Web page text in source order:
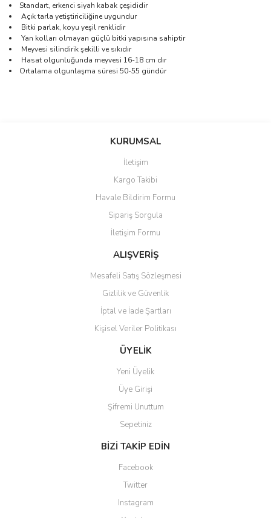
Standart, erkenci siyah kabak çeşididir
Açık tarla yetiştiriciliğine uygundur
Bitki parlak, koyu yeşil renklidir
Yan kolları olmayan güçlü bitki yapısına sahiptir
Meyvesi silindirik şekilli ve sıkıdır
Hasat olgunluğunda meyvesi 16-18 cm dır
Ortalama olgunlaşma süresi 50-55 gündür
Bu ürüne ilk yorumu siz yapın!
Ürün resmi kalitesiz, bozuk veya görüntülenemiyor.
Ürün açıklamasında eksik bilgiler bulunuyor.
Ürün bilgilerinde hatalar bulunuyor.
Ürün fiyatı diğer sitelerden daha pahalı.
Bu ürüne benzer farklı alternatifler olmalı.
Gönder
KURUMSAL
İletişim
Kargo Takibi
Havale Bildirim Formu
Sipariş Sorgula
İletişim Formu
ALIŞVERİŞ
Mesafeli Satış Sözleşmesi
Gizlilik ve Güvenlik
İptal ve İade Şartları
Kişisel Veriler Politikası
ÜYELİK
Yeni Üyelik
Üye Girişi
Şifremi Unuttum
Sepetiniz
BİZİ TAKİP EDİN
Facebook
Twitter
Instagram